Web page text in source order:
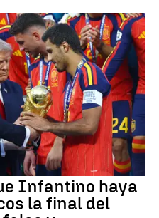
Infantino haya
la final del